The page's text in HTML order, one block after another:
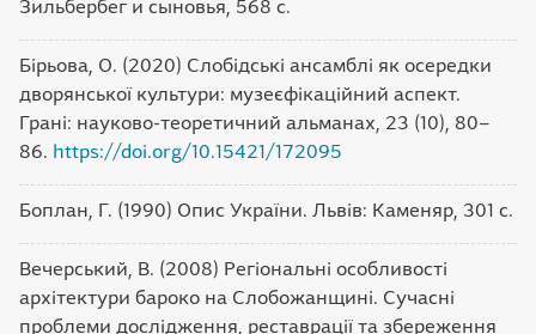
Зильбербег и сыновья, 568 с.
Бірьова, О. (2020) Слобідські ансамблі як осередки
дворянської культури: музеєфікаційний аспект.
Грані: науково-теоретичний альманах, 23 (10), 80–
86. https://doi.org/10.15421/172095
Боплан, Г. (1990) Опис України. Львів: Каменяр, 301 с.
Вечерський, В. (2008) Регіональні особливості
архітектури бароко на Слобожанщині. Сучасні
проблеми дослідження, реставрації та збереження